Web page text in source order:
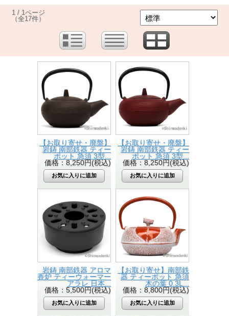
1 / 1ページ
（全17件）
【お取り寄せ・廃盤】
岩鋳 南部鉄器 ティー
ポット 急須 3型...
価格：8,250円(税込)
【お取り寄せ・廃盤】
岩鋳 南部鉄器 ティー
ポット 急須 3型...
価格：8,250円(税込)
岩鋳 南部鉄器 アロマ
香炉 ティーウォーマー
アラレ 日本...
価格：5,500円(税込)
【お取り寄せ】南部鉄
器 ティーポット 急須
木の葉 0.3L...
価格：8,800円(税込)